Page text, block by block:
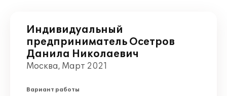
Индивидуальный
предприниматель Осетров
Данила Николаевич
Москва, Март 2021
Вариант работы